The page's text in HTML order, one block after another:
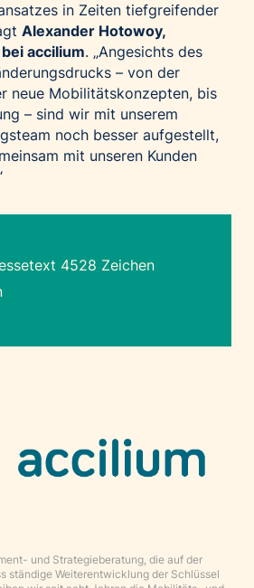
in Zeiten tiefgreifender
Alexander Hotowoy,
accilium. „Angesichts des
– von der
neue Mobilitätskonzepten, bis
– sind wir mit unserem
noch besser aufgestellt,
mit unseren Kunden
4528 Zeichen
und Strategieberatung, die auf der
ständige Weiterentwicklung der Schlüssel